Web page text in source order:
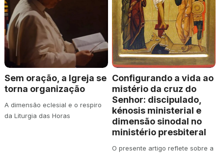
Sem oração, a Igreja se
torna organização
A dimensão eclesial e o respiro
da Liturgia das Horas
Configurando a vida ao
mistério da cruz do
Senhor: discipulado,
kénosis ministerial e
dimensão sinodal no
ministério presbiteral
O presente artigo reflete sobre a